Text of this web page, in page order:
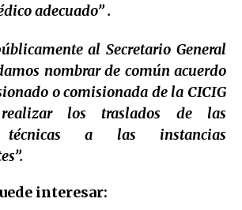
adecuado” .
al Secretario General
nombrar de común acuerdo
o comisionada de la CICIG
los traslados de las
técnicas a las instancias
interesar: